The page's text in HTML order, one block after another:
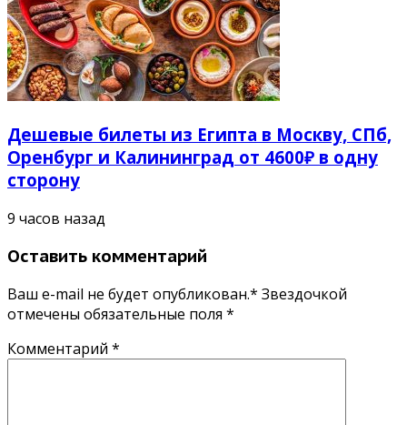
Дешевые билеты из Египта в Москву, СПб,
Оренбург и Калининград от 4600₽ в одну
сторону
9 часов назад
Оставить комментарий
Ваш e-mail не будет опубликован.* Звездочкой
отмечены обязательные поля *
Комментарий *